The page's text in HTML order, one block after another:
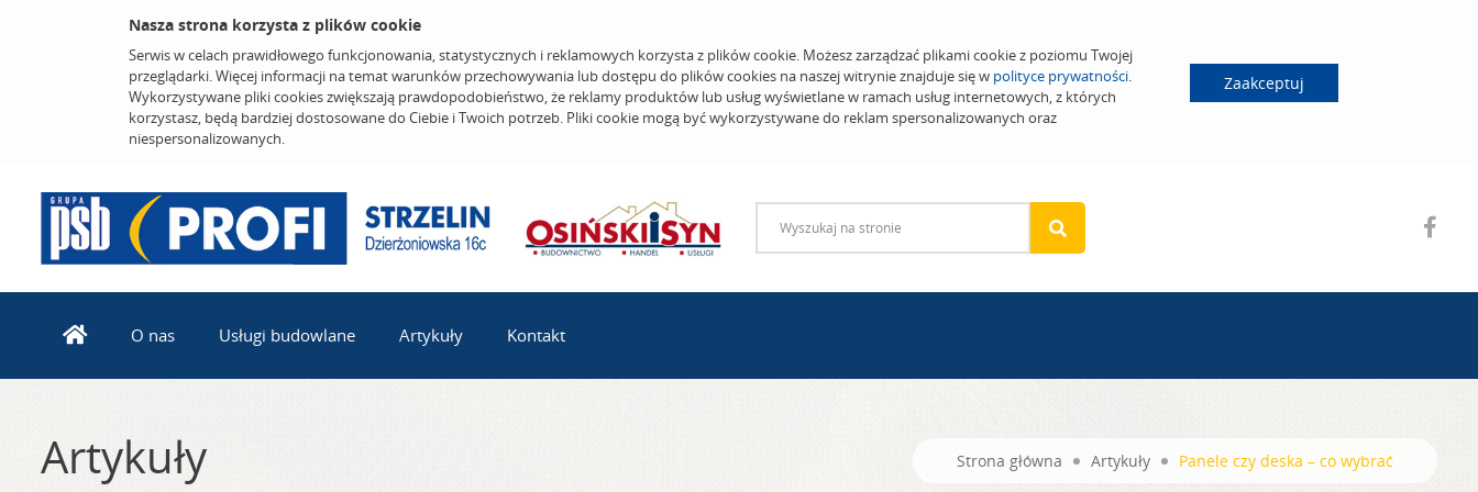
Nasza strona korzysta z plików cookie
Serwis w celach prawidłowego funkcjonowania, statystycznych i reklamowych korzysta z plików cookie. Możesz zarządzać plikami cookie z poziomu Twojej
przeglądarki. Więcej informacji na temat warunków przechowywania lub dostępu do plików cookies na naszej witrynie znajduje się w polityce prywatności.
Wykorzystywane pliki cookies zwiększają prawdopodobieństwo, że reklamy produktów lub usług wyświetlane w ramach usług internetowych, z których
korzystasz, będą bardziej dostosowane do Ciebie i Twoich potrzeb. Pliki cookie mogą być wykorzystywane do reklam spersonalizowanych oraz
niespersonalizowanych.
Zaakceptuj
O nas Usługi budowlane Artykuły Kontakt
Artykuły Strona główna Artykuły Panele czy deska – co wybrać